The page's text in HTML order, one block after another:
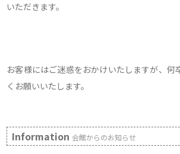
いただきます。
お客様にはご迷惑をおかけいたしますが、何
くお願いいたします。
Information会館からのお知らせ